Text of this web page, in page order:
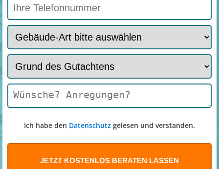
Ich habe den Datenschutz gelesen und verstanden.